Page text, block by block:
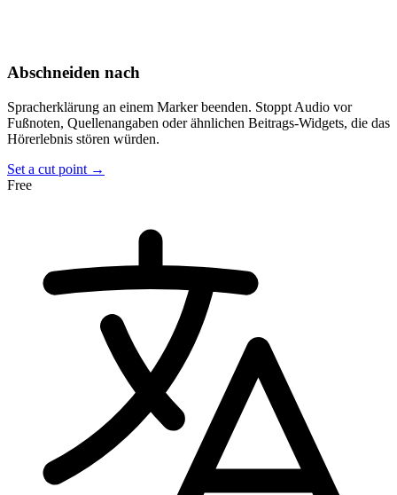
Abschneiden nach
Spracherklärung an einem Marker beenden. Stoppt Audio vor
Fußnoten, Quellenangaben oder ähnlichen Beitrags-Widgets, die das
Hörerlebnis stören würden.
Set a cut point →
Free